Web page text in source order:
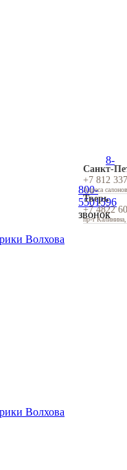
Санкт-
+7 812
Адреса
Тверь
+7 4822
пр-т
8-
800-
5501596
звонок